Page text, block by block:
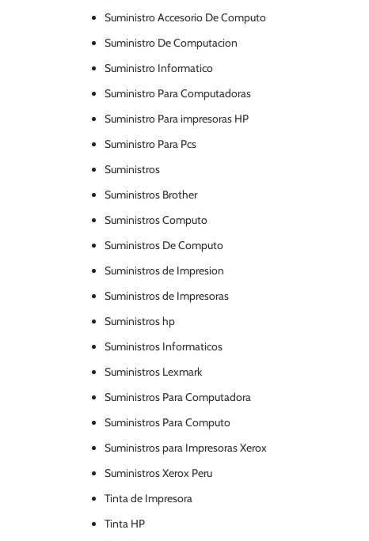
Suministro Accesorio De Computo
Suministro De Computacion
Suministro Informatico
Suministro Para Computadoras
Suministro Para impresoras HP
Suministro Para Pcs
Suministros
Suministros Brother
Suministros Computo
Suministros De Computo
Suministros de Impresion
Suministros de Impresoras
Suministros hp
Suministros Informaticos
Suministros Lexmark
Suministros Para Computadora
Suministros Para Computo
Suministros para Impresoras Xerox
Suministros Xerox Peru
Tinta de Impresora
Tinta HP